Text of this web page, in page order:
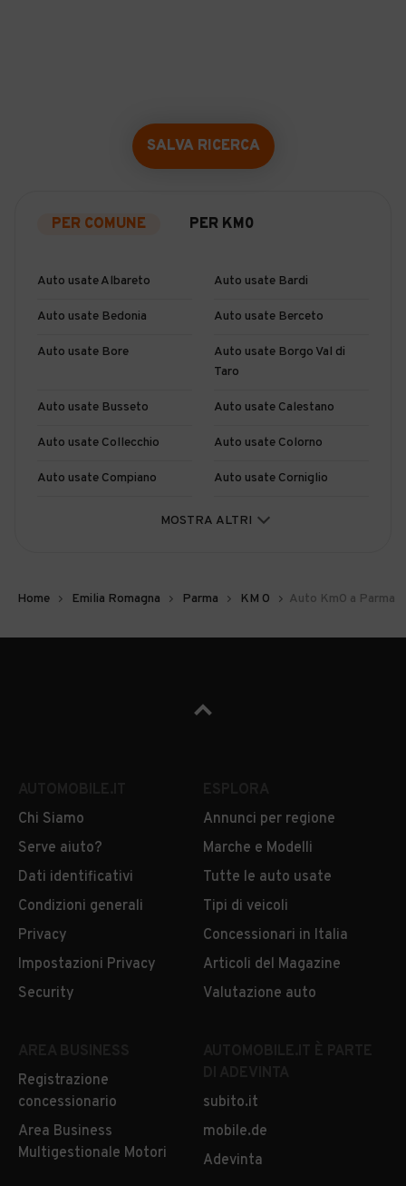
SALVA RICERCA
PER COMUNE PER KM0
Auto usate Albareto Auto usate Bardi
Auto usate Bedonia Auto usate Berceto
Auto usate Bore
Auto usate Borgo Val di
Taro
Auto usate Busseto Auto usate Calestano
Auto usate Collecchio Auto usate Colorno
Auto usate Compiano Auto usate Corniglio
Auto usate Fidenza
Auto usate Fornovo di Taro
Auto usate Pellegrino
Auto usate Polesine Zibello
Auto usate Roccabianca Auto usate Sala Baganza
Auto usate Salsomaggiore
Terme
Auto usate San Secondo
Parmense
Auto usate Sissa Trecasali Auto usate Solignano
Auto usate Terenzo
Parma
Auto usate Tornolo Auto usate Torrile
Auto usate Valmozzola
MOSTRA ALTRI
Home Emilia Romagna Parma KM 0 Auto Km0 a Parma
Chi Siamo
Serve aiuto?
Dati identificativi
Condizioni generali
Privacy
Impostazioni Privacy
Security
Annunci per regione
Marche e Modelli
Tutte le auto usate
Tipi di veicoli
Concessionari in Italia
Articoli del Magazine
Valutazione auto
Registrazione
concessionario
Area Business
Multigestionale Motori
subito.it
mobile.de
Adevinta